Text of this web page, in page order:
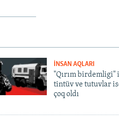
İNSAN AQLARI
"Qırım birdemligi"
tintüv ve tutuvlar
çoq oldı